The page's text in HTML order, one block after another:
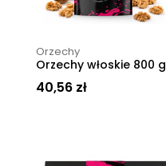
Orzechy
Orzechy włoskie 800 g
40,56 zł